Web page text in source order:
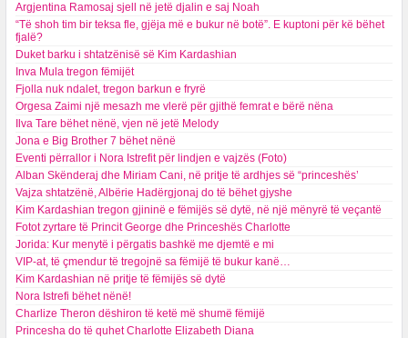
Argjentina Ramosaj sjell në jetë djalin e saj Noah
“Të shoh tim bir teksa fle, gjëja më e bukur në botë”. E kuptoni për kë bëhet
fjalë?
Duket barku i shtatzënisë së Kim Kardashian
Inva Mula tregon fëmijët
Fjolla nuk ndalet, tregon barkun e fryrë
Orgesa Zaimi një mesazh me vlerë për gjithë femrat e bërë nëna
Ilva Tare bëhet nënë, vjen në jetë Melody
Jona e Big Brother 7 bëhet nënë
Eventi përrallor i Nora Istrefit për lindjen e vajzës (Foto)
Alban Skënderaj dhe Miriam Cani, në pritje të ardhjes së “princeshës’
Vajza shtatzënë, Albërie Hadërgjonaj do të bëhet gjyshe
Kim Kardashian tregon gjininë e fëmijës së dytë, në një mënyrë të veçantë
Fotot zyrtare të Princit George dhe Princeshës Charlotte
Jorida: Kur menytë i përgatis bashkë me djemtë e mi
VIP-at, të çmendur të tregojnë sa fëmijë të bukur kanë…
Kim Kardashian në pritje të fëmijës së dytë
Nora Istrefi bëhet nënë!
Charlize Theron dëshiron të ketë më shumë fëmijë
Princesha do të quhet Charlotte Elizabeth Diana